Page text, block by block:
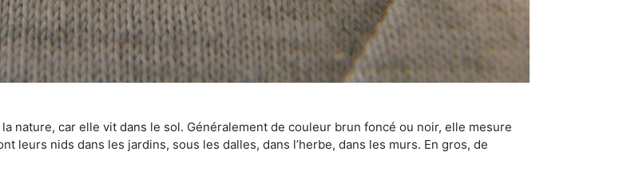
nature, car elle vit dans le sol. Généralement de couleur brun foncé ou noir, elle mesure
leurs nids dans les jardins, sous les dalles, dans l’herbe, dans les murs. En gros, de